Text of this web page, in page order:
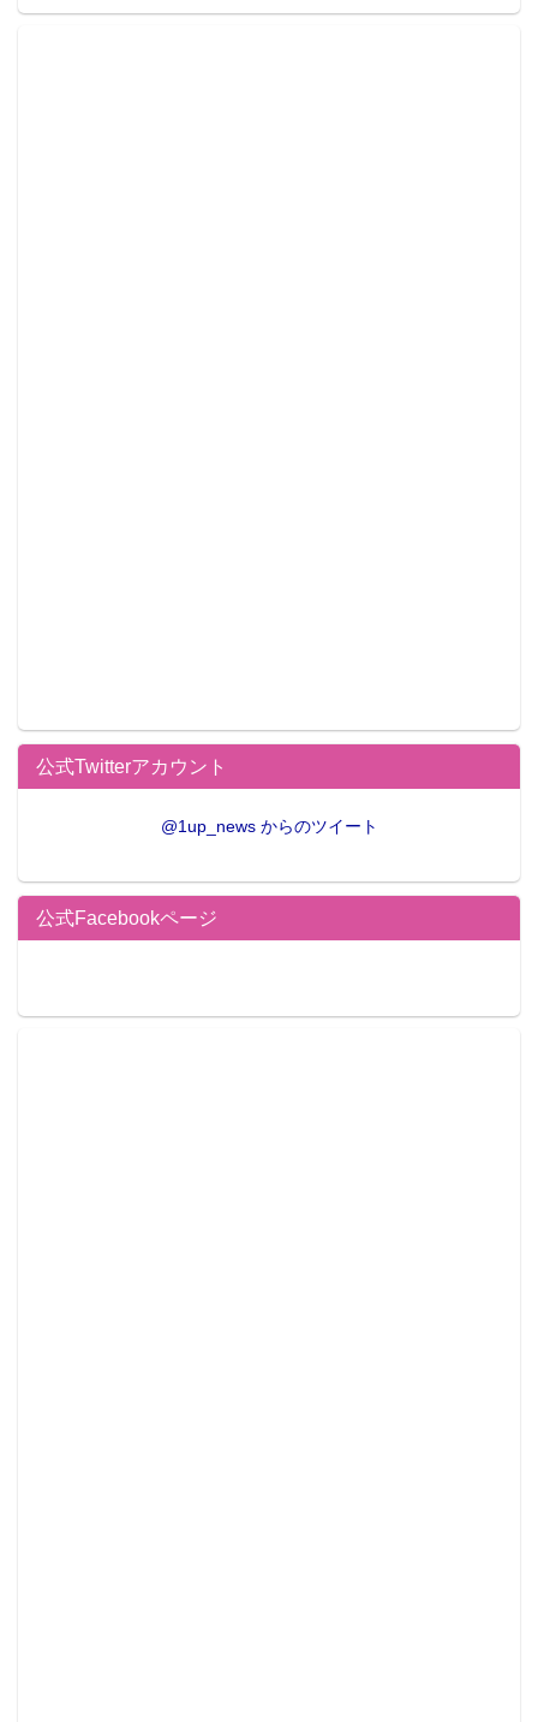
公式Twitterアカウント
@1up_news からのツイート
公式Facebookページ